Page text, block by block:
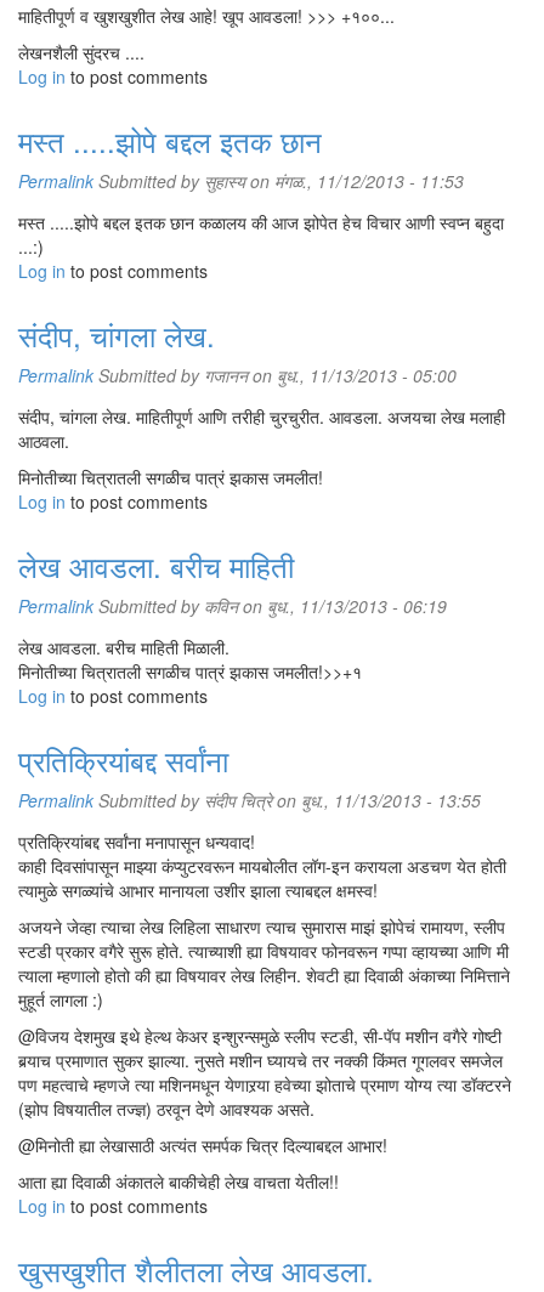
माहितीपूर्ण व खुशखुशीत लेख आहे! खूप आवडला! >>> +१००...
लेखनशैली सुंदरच ....
Log in to post comments
मस्त .....झोपे बद्दल इतक छान
Permalink Submitted by सुहास्यon मंगळ., 11/12/2013 - 11:53
मस्त .....झोपे बद्दल इतक छान कळालय की आज झोपेत हेच विचार आणी स्वप्न बहुदा
...:)
Log in to post comments
संदीप, चांगला लेख.
Permalink Submitted by गजाननon बुध., 11/13/2013 - 05:00
संदीप, चांगला लेख. माहितीपूर्ण आणि तरीही चुरचुरीत. आवडला. अजयचा लेख मलाही
आठवला.
मिनोतीच्या चित्रातली सगळीच पात्रं झकास जमलीत!
Log in to post comments
लेख आवडला. बरीच माहिती
Permalink Submitted by कविनon बुध., 11/13/2013 - 06:19
लेख आवडला. बरीच माहिती मिळाली.
मिनोतीच्या चित्रातली सगळीच पात्रं झकास जमलीत!>>+१
Log in to post comments
प्रतिक्रियांबद्द सर्वांना
Permalink Submitted by संदीप चित्रेon बुध., 11/13/2013 - 13:55
प्रतिक्रियांबद्द सर्वांना मनापासून धन्यवाद!
काही दिवसांपासून माझ्या कंप्युटरवरून मायबोलीत लॉग-इन करायला अडचण येत होती
त्यामुळे सगळ्यांचे आभार मानायला उशीर झाला त्याबद्दल क्षमस्व!
अजयने जेव्हा त्याचा लेख लिहिला साधारण त्याच सुमारास माझं झोपेचं रामायण, स्लीप
स्टडी प्रकार वगैरे सुरू होते. त्याच्याशी ह्या विषयावर फोनवरून गप्पा व्हायच्या आणि मी
त्याला म्हणालो होतो की ह्या विषयावर लेख लिहीन. शेवटी ह्या दिवाळी अंकाच्या निमित्ताने
मुहूर्त लागला :)
@विजय देशमुख इथे हेल्थ केअर इन्शुरन्समुळे स्लीप स्टडी, सी-पॅप मशीन वगैरे गोष्टी
बर्‍याच प्रमाणात सुकर झाल्या. नुसते मशीन घ्यायचे तर नक्की किंमत गूगलवर समजेल
पण महत्वाचे म्हणजे त्या मशिनमधून येणारर्‍या हवेच्या झोताचे प्रमाण योग्य त्या डॉक्टरने
(झोप विषयातील तज्ज्ञ) ठरवून देणे आवश्यक असते.
@मिनोती ह्या लेखासाठी अत्यंत समर्पक चित्र दिल्याबद्दल आभार!
आता ह्या दिवाळी अंकातले बाकीचेही लेख वाचता येतील!!
Log in to post comments
खुसखुशीत शैलीतला लेख आवडला.